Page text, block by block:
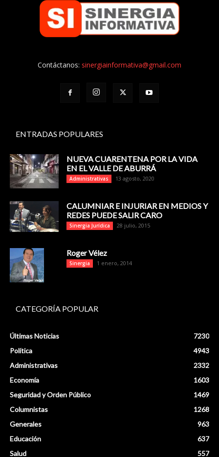
Contáctanos: sinergiainformativa@gmail.com
ENTRADAS POPULARES
NUEVA CUARENTENA POR LA VIDA
EN EL VALLE DE ABURRÁ
Administrativas 13 agosto, 2020
CALUMNIAR E INJURIAR EN MEDIOS Y
REDES PUEDE SALIR CARO
Sinergia Jurídica 28 julio, 2015
Roger Vélez
Sinergia 1 enero, 2014
CATEGORÍA POPULAR
Últimas Noticias
7230
Política
4943
Administrativas
2332
Economía
1603
Seguridad y Orden Público
1469
Columnistas
1268
Generales
963
Educación
637
Salud
557